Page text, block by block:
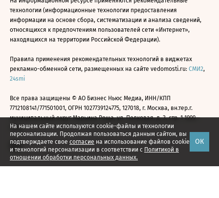
На нашем сайте используются cookie-файлы и технологии
персонализации. Продолжая пользоваться данным сайтом, вы
подтверждаете свое согласие на использование файлов cookie
и технологий персонализации в соответствии с Политикой в
отношении обработки персональных данных.
ОК
технологии (информационные технологии предоставления
информации на основе сбора, систематизации и анализа сведений,
относящихся к предпочтениям пользователей сети «Интернет»,
находящихся на территории Российской Федерации).
Правила применения рекомендательных технологий в виджетах
рекламно-обменной сети, размещенных на сайте vedomosti.ru: СМИ2,
24smi
Все права защищены © АО Бизнес Ньюс Медиа, ИНН/КПП
7712108141/771501001, ОГРН 1027739124775, 127018, г. Москва, вн.тер.г.
муниципальный округ Марьина Роща, ул. Полковая, д. 3, стр. 1 1999—
2026